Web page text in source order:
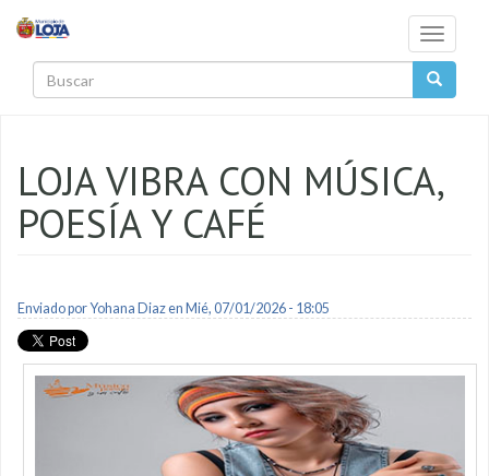
Toggle
LOJA VIBRA CON MÚSICA,
POESÍA Y CAFÉ
Enviado porYohana Diazen Mié, 07/01/2026 - 18:05